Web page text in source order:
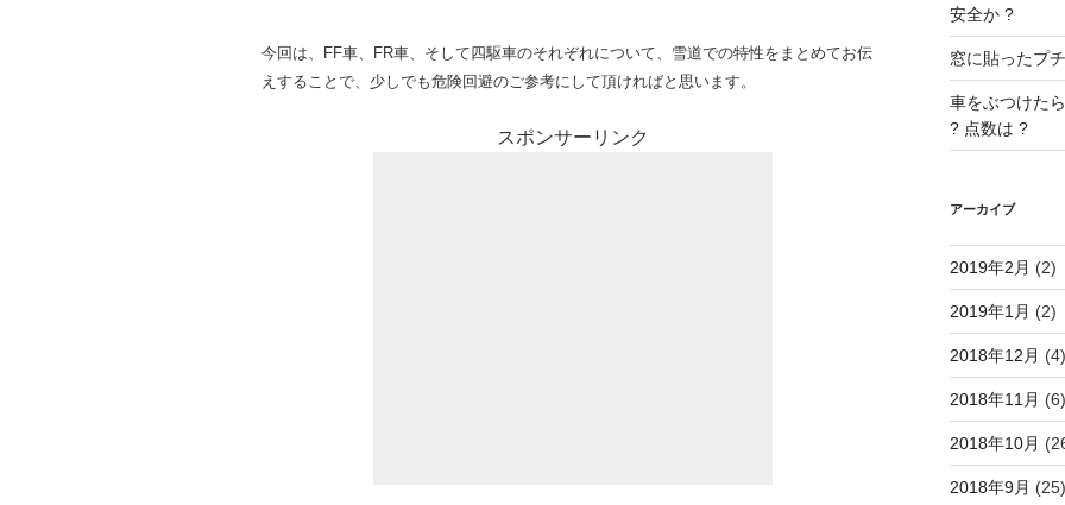
今回は、FF車、FR車、そして四駆車のそれぞれについて、雪道での特性をまとめてお伝
えすることで、少しでも危険回避のご参考にして頂ければと思います。
スポンサーリンク
安全か ?
窓に貼ったプ
車をぶつけた
? 点数は ?
アーカイブ
2019年2月 (2)
2019年1月 (2)
2018年12月 (4)
2018年11月 (6)
2018年10月
2018年9月 (25)